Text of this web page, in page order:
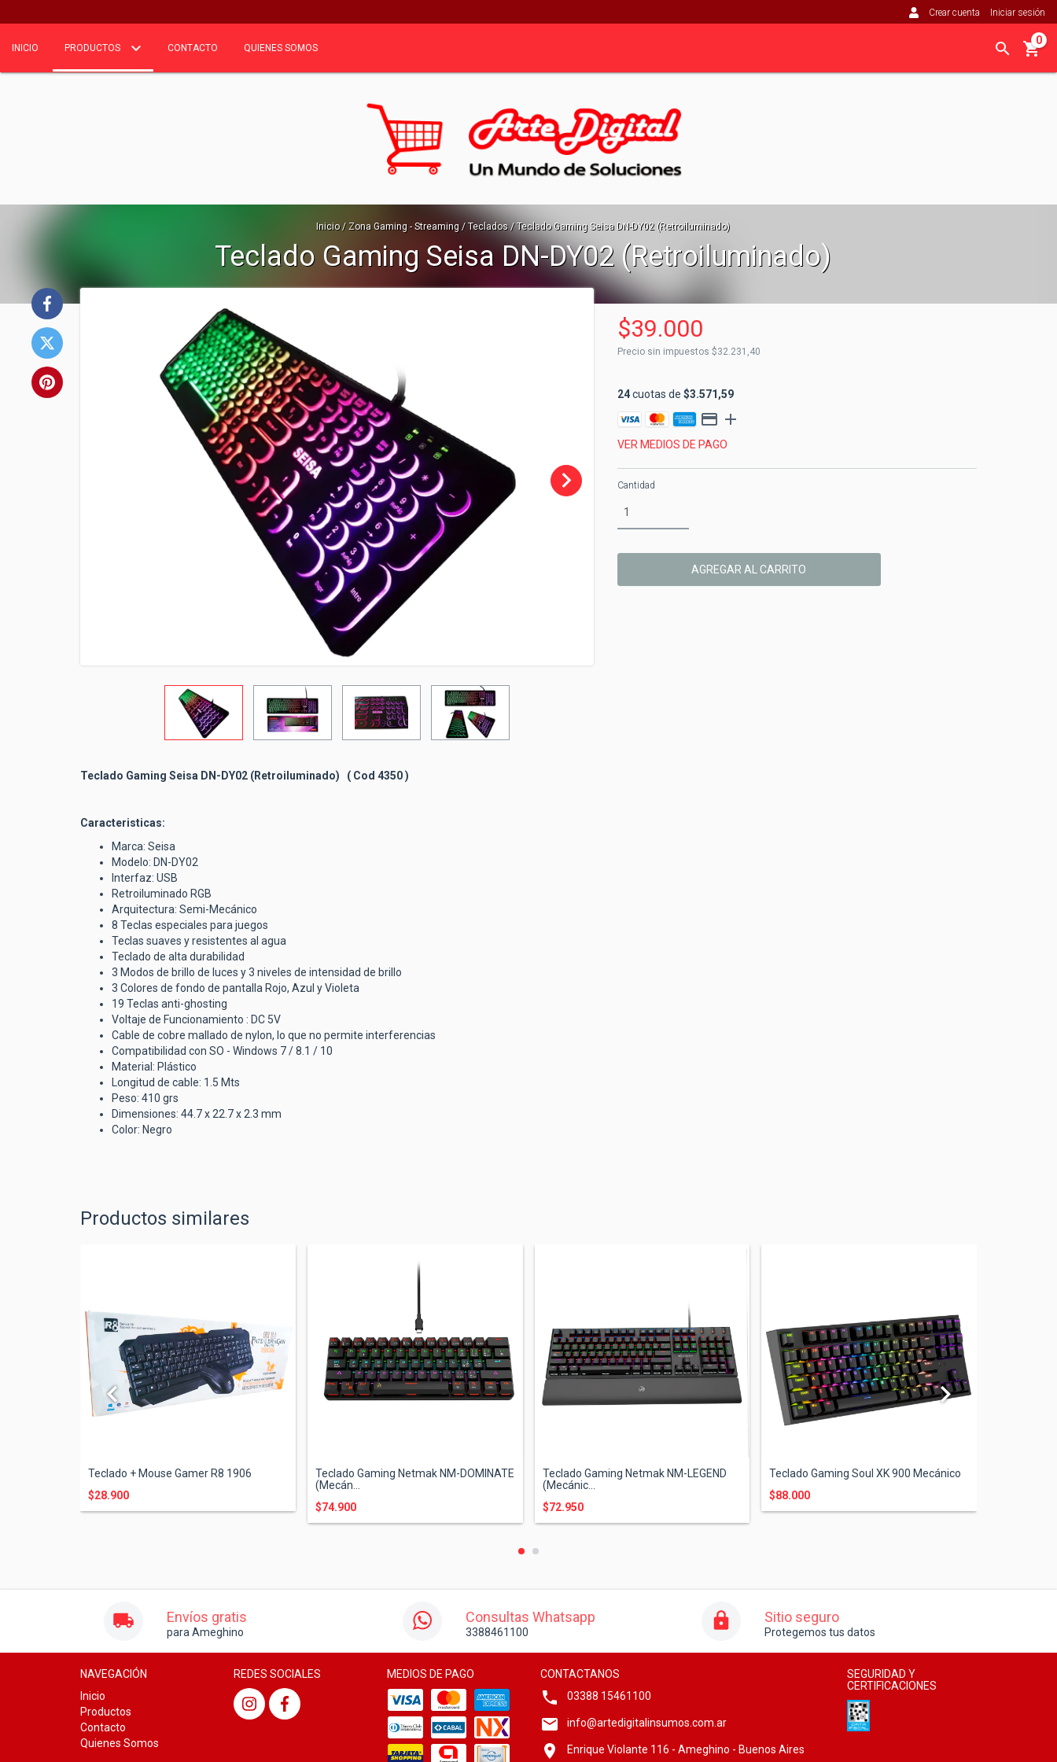
Crear cuenta Iniciar sesión
INICIO PRODUCTOS CONTACTO QUIENES SOMOS
0
Inicio / Zona Gaming - Streaming / Teclados / Teclado Gaming Seisa DN-DY02 (Retroiluminado)
Teclado Gaming Seisa DN-DY02 (Retroiluminado)
$39.000
Precio sin impuestos $32.231,40
24cuotas de $3.571,59
VER MEDIOS DE PAGO
Cantidad
Teclado Gaming Seisa DN-DY02 (Retroiluminado) ( Cod 4350 )
Caracteristicas:
Marca: Seisa
Modelo: DN-DY02
Interfaz: USB
Retroiluminado RGB
Arquitectura: Semi-Mecánico
8 Teclas especiales para juegos
Teclas suaves y resistentes al agua
Teclado de alta durabilidad
3 Modos de brillo de luces y 3 niveles de intensidad de brillo
3 Colores de fondo de pantalla Rojo, Azul y Violeta
19 Teclas anti-ghosting
Voltaje de Funcionamiento : DC 5V
Cable de cobre mallado de nylon, lo que no permite interferencias
Compatibilidad con SO - Windows 7 / 8.1 / 10
Material: Plástico
Longitud de cable: 1.5 Mts
Peso: 410 grs
Dimensiones: 44.7 x 22.7 x 2.3 mm
Color: Negro
Productos similares
Teclado + Mouse Gamer R8 1906
$28.900
Teclado Gaming Netmak NM-DOMINATE
(Mecán...
$74.900
Teclado Gaming Netmak NM-LEGEND
(Mecánic...
$72.950
Teclado Gaming Soul XK 900 Mecánico
$88.000
Envíos gratis
para Ameghino
Consultas Whatsapp
3388461100
Sitio seguro
Protegemos tus datos
NAVEGACIÓN
Inicio
Productos
Contacto
Quienes Somos
REDES SOCIALES MEDIOS DE PAGO
CONTACTANOS
03388 15461100
info@artedigitalinsumos.com.ar
Enrique Violante 116 - Ameghino - Buenos Aires
SEGURIDAD Y
CERTIFICACIONES